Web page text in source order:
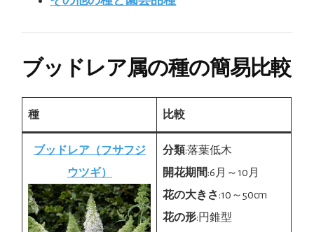
ブッドレア属の種の簡易比較
種 比較
ブッドレア（フサフジ
ウツギ）
分類:落葉低木
開花期間:6月～10月
花の大きさ:10～50cm
花の形:円錐型